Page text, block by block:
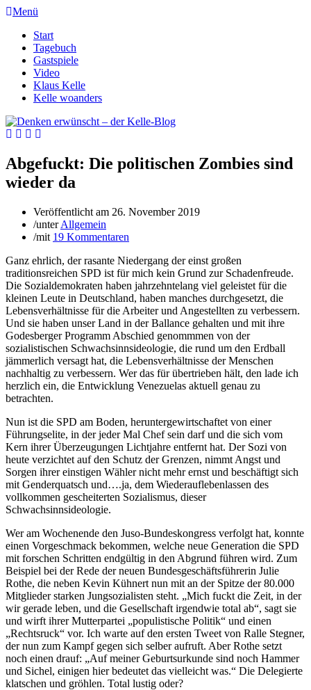
Menü
Start
Tagebuch
Gastspiele
Video
Klaus Kelle
Kelle woanders
Abgefuckt: Die politischen Zombies sind
wieder da
Veröffentlicht am 26. November 2019
/unterAllgemein
/mit 19 Kommentaren
Ganz ehrlich, der rasante Niedergang der einst großen
traditionsreichen SPD ist für mich kein Grund zur Schadenfreude.
Die Sozialdemokraten haben jahrzehntelang viel geleistet für die
kleinen Leute in Deutschland, haben manches durchgesetzt, die
Lebensverhältnisse für die Arbeiter und Angestellten zu verbessern.
Und sie haben unser Land in der Ballance gehalten und mit ihre
Godesberger Programm Abschied genommmen von der
sozialistischen Schwachsinnsideologie, die rund um den Erdball
jämmerlich versagt hat, die Lebensverhältnisse der Menschen
nachhaltig zu verbessern. Wer das für übertrieben hält, den lade ich
herzlich ein, die Entwicklung Venezuelas aktuell genau zu
betrachten.
Nun ist die SPD am Boden, heruntergewirtschaftet von einer
Führungselite, in der jeder Mal Chef sein darf und die sich vom
Kern ihrer Überzeugungen Lichtjahre entfernt hat. Der Sozi von
heute verzichtet auf den Schutz der Grenzen, nimmt Angst und
Sorgen ihrer einstigen Wähler nicht mehr ernst und beschäftigt sich
mit Genderquatsch und….ja, dem Wiederauflebenlassen des
vollkommen gescheiterten Sozialismus, dieser
Schwachsinnsideologie.
Wer am Wochenende den Juso-Bundeskongress verfolgt hat, konnte
einen Vorgeschmack bekommen, welche neue Generation die SPD
mit forschen Schritten endgültig in den Abgrund führen wird. Zum
Beispiel bei der Rede der neuen Bundesgeschäftsführerin Julie
Rothe, die neben Kevin Kühnert nun mit an der Spitze der 80.000
Mitglieder starken Jungsozialisten steht. „Mich fuckt die Zeit, in der
wir gerade leben, und die Gesellschaft irgendwie total ab“, sagt sie
und wirft ihrer Mutterpartei „populistische Politik“ und einen
„Rechtsruck“ vor. Ich warte auf den ersten Tweet von Ralle Stegner,
der nun zum Kampf gegen sich selber aufruft. Aber Rothe setzt
noch einen drauf: „Auf meiner Geburtsurkunde sind noch Hammer
und Sichel, einigen hier bedeutet das vielleicht was.“ Die Delegierte
klatschen und gröhlen. Total lustig oder?